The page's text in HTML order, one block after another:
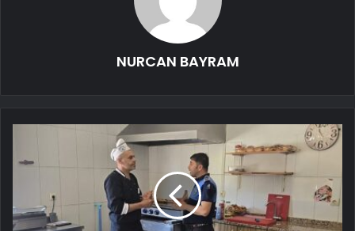
NURCAN BAYRAM